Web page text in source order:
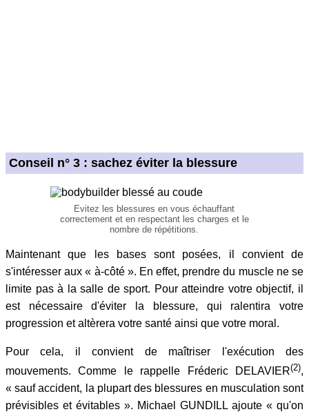
Conseil n° 3 : sachez éviter la blessure
Evitez les blessures en vous échauffant
correctement et en respectant les charges et le
nombre de répétitions.
Maintenant que les bases sont posées, il convient de
s'intéresser aux « à-côté ». En effet, prendre du muscle ne se
limite pas à la salle de sport. Pour atteindre votre objectif, il
est nécessaire d'éviter la blessure, qui ralentira votre
progression et altèrera votre santé ainsi que votre moral.
Pour cela, il convient de maîtriser l'exécution des
mouvements. Comme le rappelle Fréderic DELAVIER(2),
« sauf accident, la plupart des blessures en musculation sont
prévisibles et évitables ». Michael GUNDILL ajoute « qu'on